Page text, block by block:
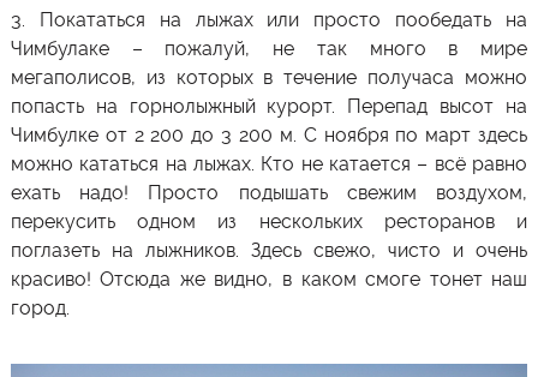
3. Покататься на лыжахили просто пообедать на
Чимбулаке – пожалуй, не так много в мире
мегаполисов, из которых в течение получаса можно
попасть на горнолыжный курорт. Перепад высот на
Чимбулке от 2 200 до 3 200 м. С ноября по март здесь
можно кататься на лыжах. Кто не катается – всё равно
ехать надо! Просто подышать свежим воздухом,
перекусить одном из нескольких ресторанов и
поглазеть на лыжников. Здесь свежо, чисто и очень
красиво! Отсюда же видно, в каком смоге тонет наш
город.